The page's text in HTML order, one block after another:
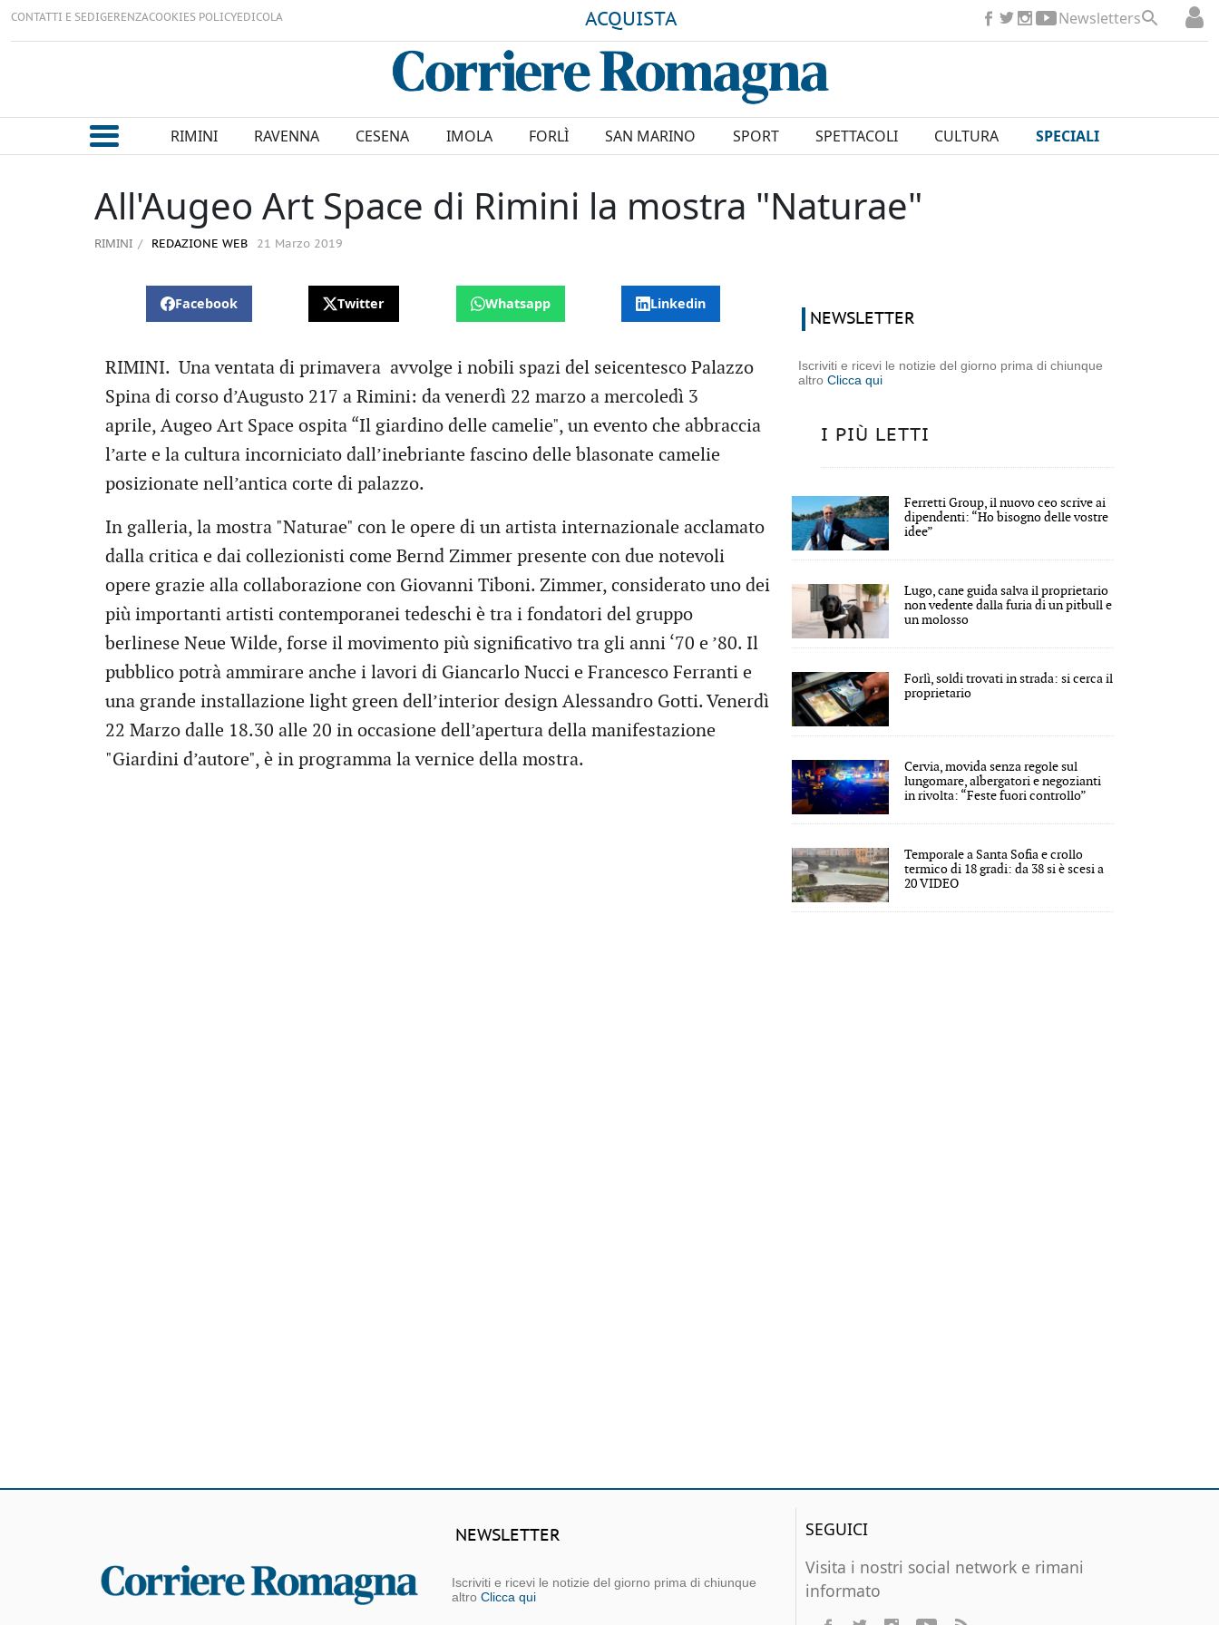
CONTATTI E SEDIGERENZACOOKIES POLICYEDICOLA ACQUISTA Newsletters
RIMINI RAVENNA CESENA IMOLA FORLÌ SAN MARINO SPORT SPETTACOLI CULTURA SPECIALI
All'Augeo Art Space di Rimini la mostra "Naturae"
RIMINI REDAZIONE WEB 21 Marzo 2019
Facebook Twitter Whatsapp Linkedin
RIMINI. Una ventata di primavera avvolge i nobili spazi del seicentesco Palazzo
Spina di corso d’Augusto 217 a Rimini: da venerdì 22 marzo a mercoledì 3
aprile, Augeo Art Space ospita “Il giardino delle camelie", un evento che abbraccia
l’arte e la cultura incorniciato dall’inebriante fascino delle blasonate camelie
posizionate nell’antica corte di palazzo.
In galleria, la mostra "Naturae" con le opere di un artista internazionale acclamato
dalla critica e dai collezionisti come Bernd Zimmer presente con due notevoli
opere grazie alla collaborazione con Giovanni Tiboni. Zimmer, considerato uno dei
più importanti artisti contemporanei tedeschi è tra i fondatori del gruppo
berlinese Neue Wilde, forse il movimento più significativo tra gli anni ‘70 e ’80. Il
pubblico potrà ammirare anche i lavori di Giancarlo Nucci e Francesco Ferranti e
una grande installazione light green dell’interior design Alessandro Gotti. Venerdì
22 Marzo dalle 18.30 alle 20 in occasione dell’apertura della manifestazione
"Giardini d’autore", è in programma la vernice della mostra.
NEWSLETTER
Iscriviti e ricevi le notizie del giorno prima di chiunque
altroClicca qui
I PIÙ LETTI
Ferretti Group, il nuovo ceo scrive ai
dipendenti: “Ho bisogno delle vostre
idee”
Lugo, cane guida salva il proprietario
non vedente dalla furia di un pitbull e
un molosso
Forlì, soldi trovati in strada: si cerca il
proprietario
Cervia, movida senza regole sul
lungomare, albergatori e negozianti
in rivolta: “Feste fuori controllo”
Temporale a Santa Sofia e crollo
termico di 18 gradi: da 38 si è scesi a
20 VIDEO
NEWSLETTER
Iscriviti e ricevi le notizie del giorno prima di chiunque
altro Clicca qui
SEGUICI
Visita i nostri social network e rimani
informato